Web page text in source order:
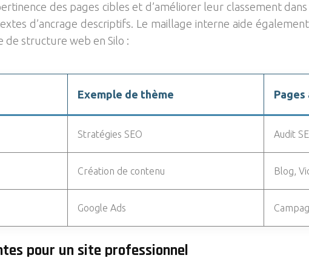
des pages cibles et d’améliorer leur classement
d’ancrage descriptifs. Le maillage interne aide
de structure web en Silo :
Exemple de thème Pages
Stratégies SEO Audit
Création de contenu Blog,
Google Ads
pour un site professionnel